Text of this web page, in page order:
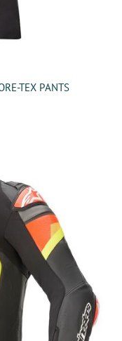
TEX PANTS